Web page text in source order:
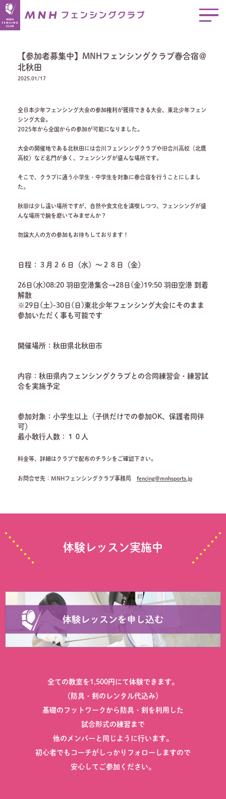
【参加者募集中】MNHフェンシングクラブ春合宿＠
北秋田
2025.01/17
全日本少年フェンシング大会の参加権利が獲得できる大会、東北少年フェン
シング大会。
2025年から全国からの参加が可能になりました。
大会の開催地である北秋田には合川フェンシングクラブや旧合川高校（北鷹
高校）など名門が多く、フェンシングが盛んな場所です。
そこで、クラブに通う小学生・中学生を対象に春合宿を行うことにしまし
た。
秋田は少し遠い場所ですが、自然や食文化を満喫しつつ、フェンシングが盛
んな場所で腕を磨いてみませんか？
勿論大人の方の参加もお待ちしております！
日程：３月２６日（水）～２８日（金）
26日(水)08:20 羽田空港集合→28日(金)19:50 羽田空港 到着
解散
※29日(土)-30日(日)東北少年フェンシング大会にそのまま
参加いただく事も可能です
開催場所：秋田県北秋田市
内容：秋田県内フェンシングクラブとの合同練習会・練習試
合を実施予定
参加対象：小学生以上（子供だけでの参加OK、保護者同伴
可）
最小敢行人数：１０人
料金等、詳細はクラブで配布のチラシをご確認下さい。
お問合せ先：MNHフェンシングクラブ事務局 fencing@mnhsports.jp
体験レッスン実施中
全ての教室を1,500円にて体験できます。
（防具・剣のレンタル代込み）
基礎のフットワークから防具・剣を利用した
試合形式の練習まで
他のメンバーと同じように行います。
初心者でもコーチがしっかりフォローしますので
安心してご参加ください。